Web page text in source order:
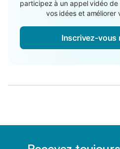
participez à un appel vidéo
vos idées et améliorer
Inscrivez-vous